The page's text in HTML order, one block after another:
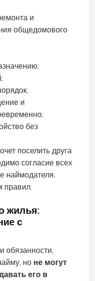
и
общедомового
и
без
поселить друга
согласие всех
наймодателя,
правил.
жилья:
с
обязанности,
но не могут
его в